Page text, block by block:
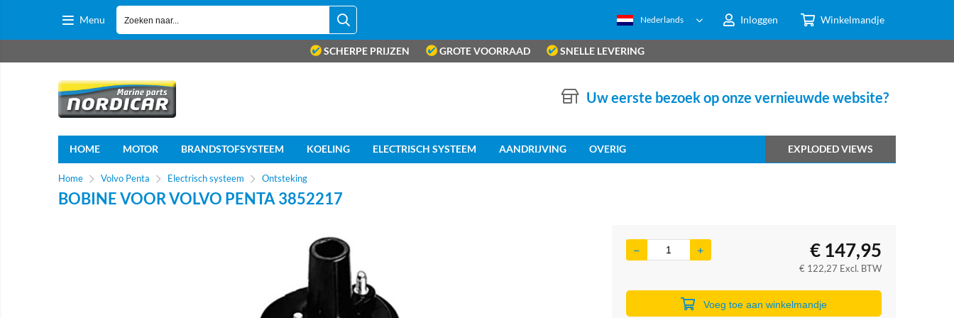
Menu Inloggen Winkelmandje
Nederlands
SCHERPE PRIJZEN GROTE VOORRAAD SNELLE LEVERING
Uw eerste bezoek op onze vernieuwde website?
HOME MOTOR BRANDSTOFSYSTEEM KOELING ELECTRISCH SYSTEEM AANDRIJVING OVERIG EXPLODED VIEWS
Home Volvo Penta Electrisch systeem Ontsteking
BOBINE VOOR VOLVO PENTA 3852217
€ 147,95
€ 122,27 Excl. BTW
Voeg toe aan winkelmandje